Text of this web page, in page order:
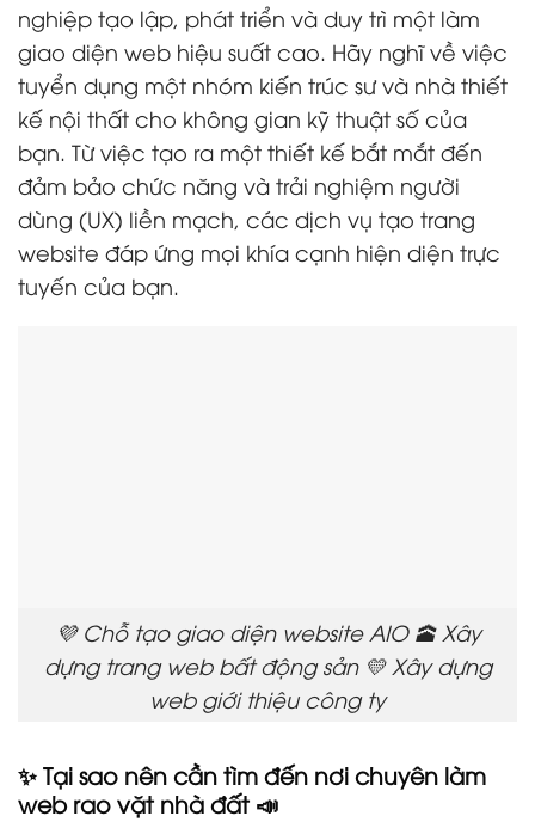
nghiệp tạo lập, phát triển và duy trì một làm
giao diện web hiệu suất cao. Hãy nghĩ về việc
tuyển dụng một nhóm kiến trúc sư và nhà thiết
kế nội thất cho không gian kỹ thuật số của
bạn. Từ việc tạo ra một thiết kế bắt mắt đến
đảm bảo chức năng và trải nghiệm người
dùng (UX) liền mạch, các dịch vụ tạo trang
website đáp ứng mọi khía cạnh hiện diện trực
tuyến của bạn.
💜 Chỗ tạo giao diện website AIO 🕋 Xây
dựng trang web bất động sản 💛 Xây dựng
web giới thiệu công ty
✨ Tại sao nên cần tìm đến nơi chuyên làm
web rao vặt nhà đất 📣